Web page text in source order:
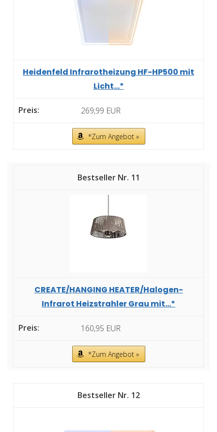
Heidenfeld Infrarotheizung HF-HP500 mit
Licht...*
269,99 EUR
*Zum Angebot »
11
CREATE/HANGING HEATER/Halogen-
Infrarot Heizstrahler Grau mit...*
160,95 EUR
*Zum Angebot »
12